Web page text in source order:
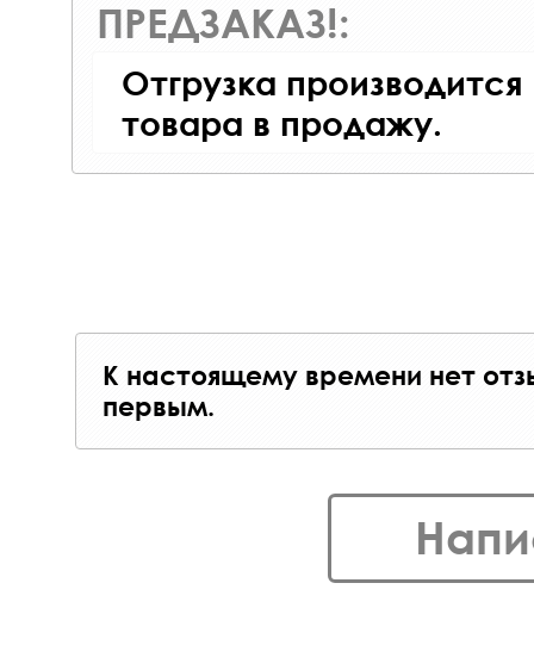
ПРЕДЗАКАЗ!:
Отгрузка
товара в продажу.
К настоящему времени нет
первым.